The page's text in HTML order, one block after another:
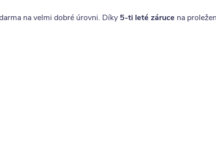
na velmi dobré úrovni. Díky 5-ti leté záruce na